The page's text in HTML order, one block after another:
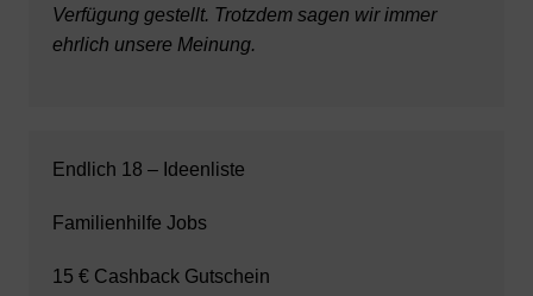
Verfügung gestellt. Trotzdem sagen wir immer
ehrlich unsere Meinung.
Endlich 18 – Ideenliste
Familienhilfe Jobs
15 € Cashback Gutschein